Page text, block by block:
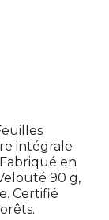
intégrale
en
90 g,
Certifié